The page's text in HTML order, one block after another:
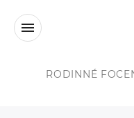
RODINNÉ